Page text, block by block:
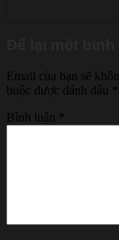
Email của bạn sẽ
buộc được đánh dấu
Bình luận